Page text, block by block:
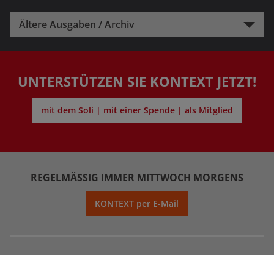
Ältere Ausgaben / Archiv
UNTERSTÜTZEN SIE KONTEXT JETZT!
mit dem Soli | mit einer Spende | als Mitglied
REGELMÄSSIG IMMER MITTWOCH MORGENS
KONTEXT per E-Mail